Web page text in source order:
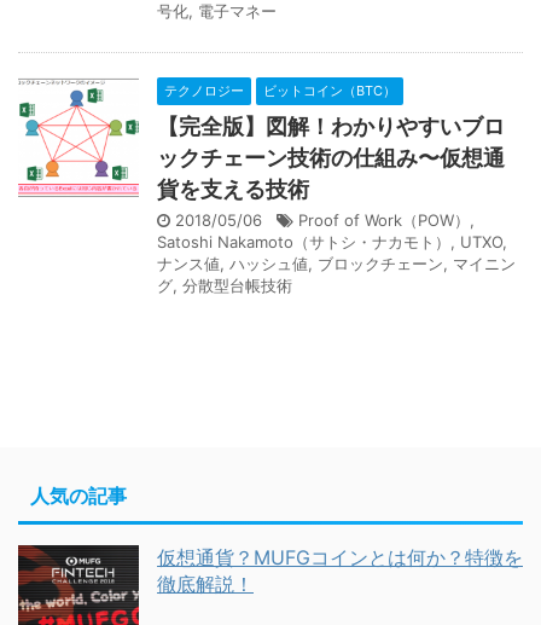
号化, 電子マネー
テクノロジー ビットコイン（BTC）
【完全版】図解！わかりやすいブロ
ックチェーン技術の仕組み〜仮想通
貨を支える技術
2018/05/06 Proof of Work（POW） ,
Satoshi Nakamoto（サトシ・ナカモト） , UTXO,
ナンス値, ハッシュ値, ブロックチェーン, マイニン
グ, 分散型台帳技術
人気の記事
仮想通貨？MUFGコインとは何か？特徴を
徹底解説！